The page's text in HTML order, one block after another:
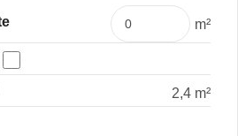
m²
2,4 m²